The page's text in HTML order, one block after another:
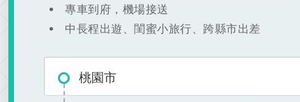
專車到府，機場接送
中長程出遊、閨蜜小旅行、跨縣市出差
桃園市